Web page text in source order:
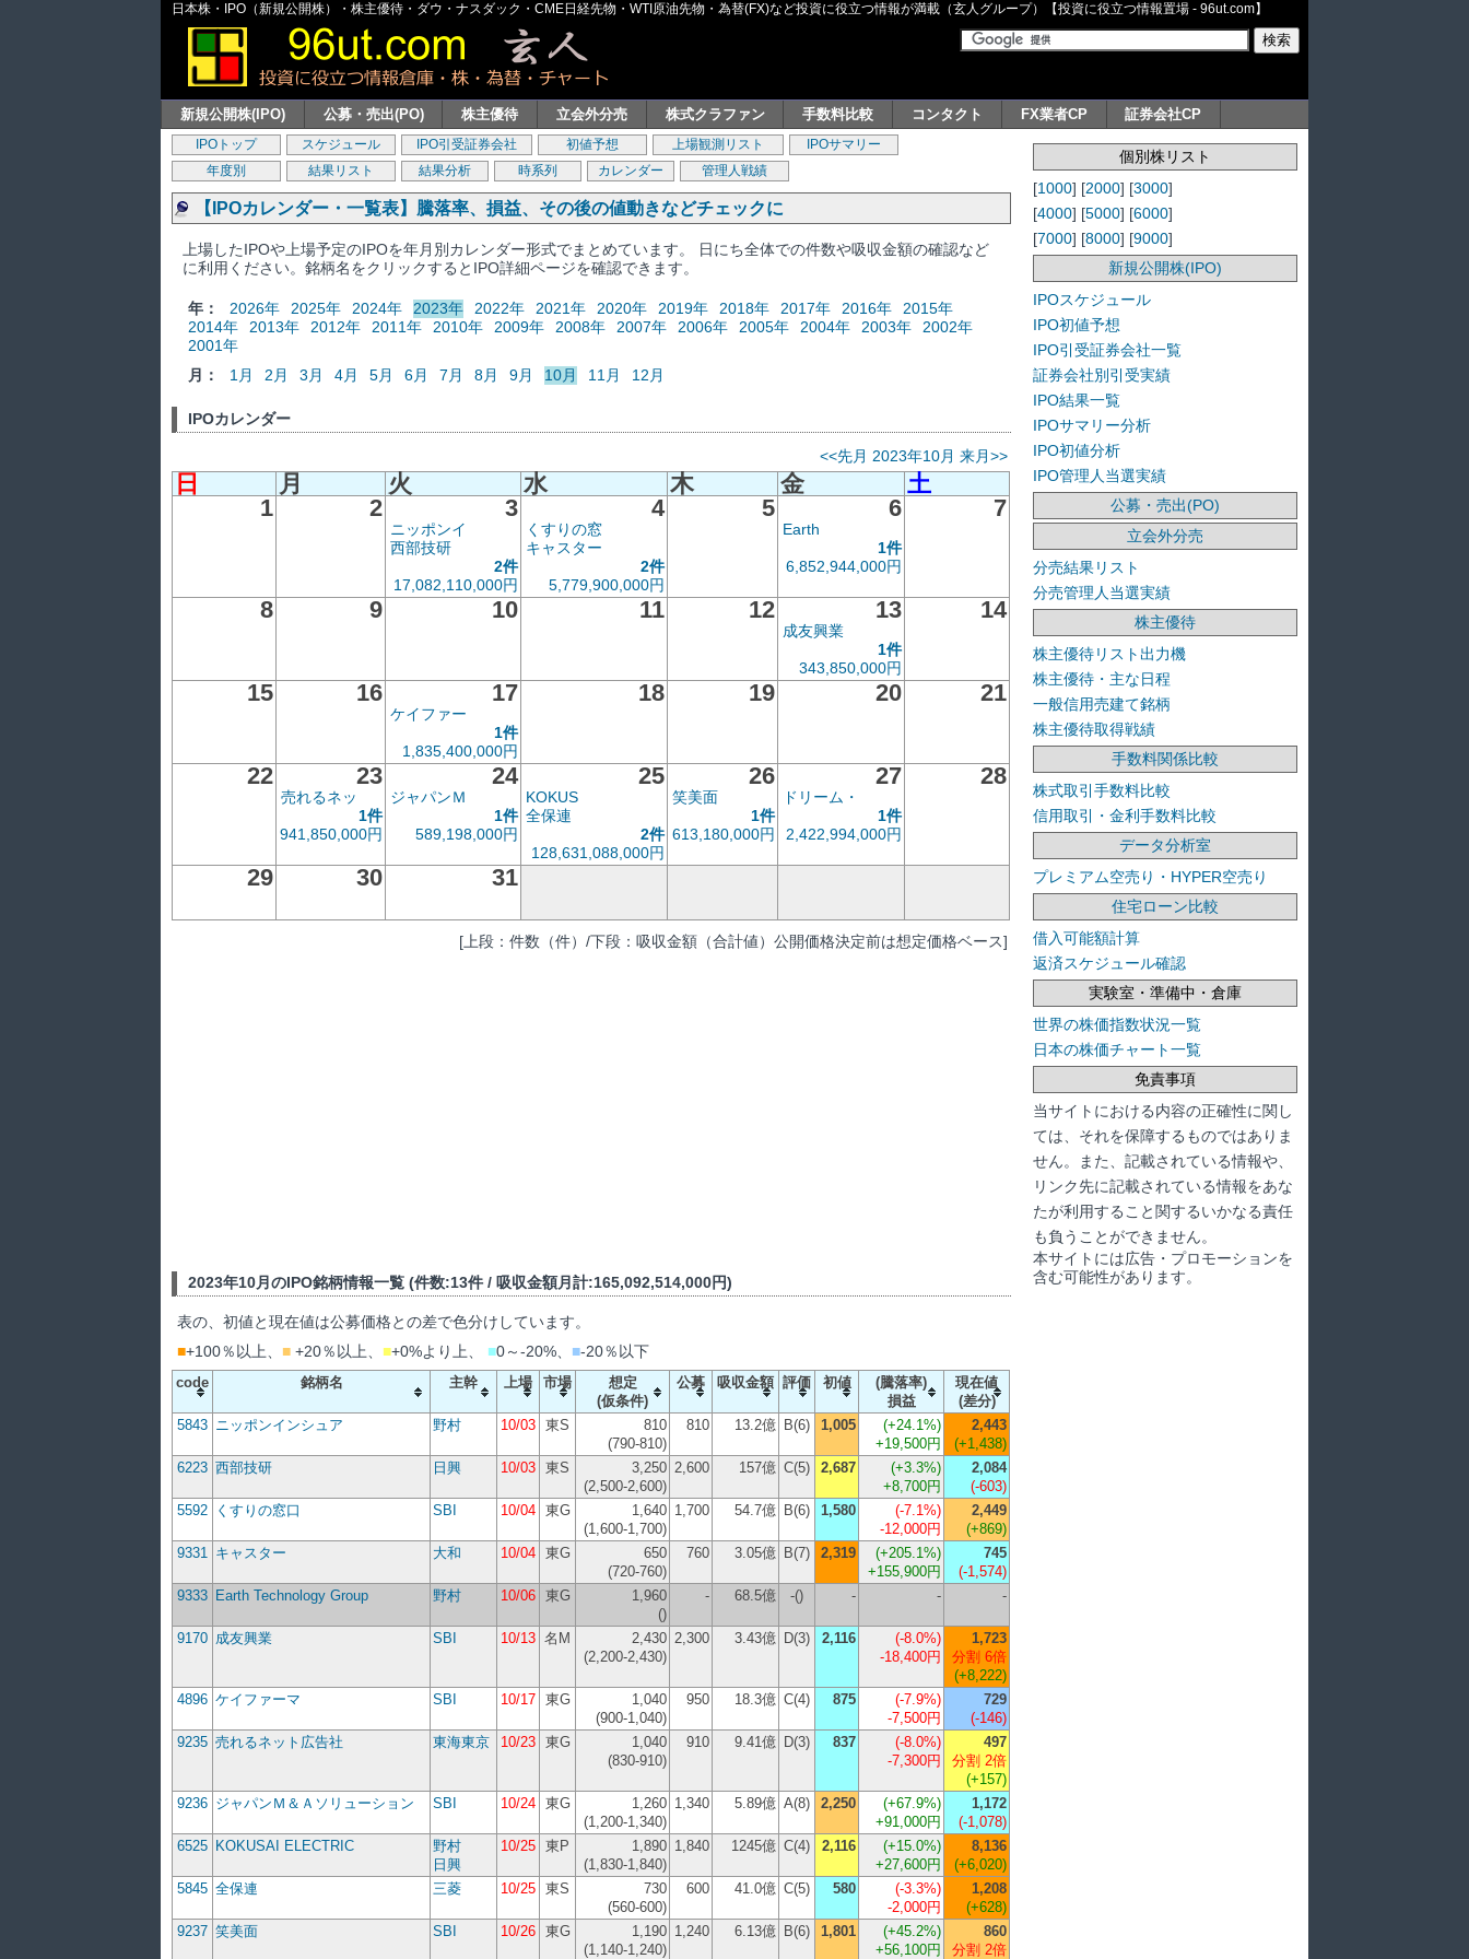
日本株・IPO（新規公開株）・株主優待・ダウ・ナスダック・CME日経先物・WTI原油先物・為替(FX)など投資に役立つ情報が満載（玄人グループ）【投資に役立つ情報置場 - 96ut.com】
新規公開株(IPO) 公募・売出(PO) 株主優待 立会外分売 株式クラファン 手数料比較 コンタクト FX業者CP 証券会社CP
IPOトップ スケジュール IPO引受証券会社 初値予想 上場観測リスト
IPOサマリー
年度別
結果リスト 結果分析 時系列 カレンダー 管理人戦績
【IPOカレンダー・一覧表】騰落率、損益、その後の値動きなどチェックに
上場したIPOや上場予定のIPOを年月別カレンダー形式でまとめています。 日にち全体での件数や吸収金額の確認など
に利用ください。銘柄名をクリックするとIPO詳細ページを確認できます。
年： 2026年 2025年 2024年 2023年 2022年 2021年 2020年 2019年 2018年 2017年 2016年
2015年
2014年
2013年 2012年 2011年 2010年 2009年 2008年 2007年 2006年 2005年 2004年 2003年
2002年
2001年
月：
1月 2月 3月 4月 5月 6月 7月 8月 9月 10月 11月 12月
IPOカレンダー
<<先月 2023年10月 来月>>
日 月 火 水 木 金
土
1
2 3
ニッポンイ
西部技研
2件
17,082,110,000円
4
くすりの窓
キャスター
2件
5,779,900,000円
5 6
Earth
1件
6,852,944,000円
7
8 9 10 11 12 13
成友興業
1件
343,850,000円
14
15 16 17
ケイファー
1件
1,835,400,000円
18 19 20 21
22 23
売れるネッ
1件
941,850,000円
24
ジャパンＭ
1件
589,198,000円
25
KOKUS
全保連
2件
128,631,088,000円
26
笑美面
1件
613,180,000円
27
ドリーム・
1件
2,422,994,000円
28
29 30 31
[上段：件数（件）/下段：吸収金額（合計値）公開価格決定前は想定価格ベース]
2023年10月のIPO銘柄情報一覧 (件数:13件 / 吸収金額月計:165,092,514,000円)
表の、初値と現在値は公募価格との差で色分けしています。
■+100％以上、 ■ +20％以上、 ■+0%より上、 ■0～-20%、 ■-20％以下
code 銘柄名 主幹 上場 市場
想定
(仮条件)
公募 吸収金額 評価 初値
(騰落率)
損益
現在値
(差分)
5843 ニッポンインシュア 野村 10/03 東S
810
(790-810)
810 13.2億 B(6) 1,005 (+24.1%)
+19,500円
2,443
(+1,438)
6223 西部技研 日興 10/03 東S
3,250
(2,500-2,600)
2,600 157億 C(5) 2,687 (+3.3%)
+8,700円
2,084
(-603)
5592
くすりの窓口 SBI 10/04 東G
1,640
(1,600-1,700)
1,700 54.7億 B(6) 1,580 (-7.1%)
-12,000円
2,449
(+869)
9331
キャスター 大和 10/04 東G
650
(720-760)
760 3.05億 B(7) 2,319 (+205.1%)
+155,900円
745
(-1,574)
9333 Earth Technology Group 野村 10/06 東G
1,960
()
- 68.5億 -() - - -
9170 成友興業 SBI 10/13 名M
2,430
(2,200-2,430)
2,300 3.43億 D(3) 2,116 (-8.0%)
-18,400円
1,723
分割 6倍
(+8,222)
4896 ケイファーマ SBI 10/17 東G
1,040
(900-1,040)
950 18.3億 C(4) 875 (-7.9%)
-7,500円
729
(-146)
9235 売れるネット広告社 東海東京 10/23 東G
1,040
(830-910)
910 9.41億 D(3) 837 (-8.0%)
-7,300円
497
分割 2倍
(+157)
9236 ジャパンＭ＆Ａソリューション SBI 10/24 東G
1,260
(1,200-1,340)
1,340 5.89億 A(8) 2,250 (+67.9%)
+91,000円
1,172
(-1,078)
6525 KOKUSAI ELECTRIC
野村
日興
10/25 東P
1,890
(1,830-1,840)
1,840 1245億 C(4) 2,116 (+15.0%)
+27,600円
8,136
(+6,020)
5845 全保連 三菱 10/25 東S
730
(560-600)
600 41.0億 C(5) 580 (-3.3%)
-2,000円
1,208
(+628)
9237 笑美面 SBI 10/26 東G
1,190
(1,140-1,240)
1,240 6.13億 B(6) 1,801 (+45.2%)
+56,100円
860
分割 2倍
個別株リスト
[1000] [2000] [3000]
[4000] [5000] [6000]
[7000] [8000] [9000]
新規公開株(IPO)
IPOスケジュール
IPO初値予想
IPO引受証券会社一覧
証券会社別引受実績
IPO結果一覧
IPOサマリー分析
IPO初値分析
IPO管理人当選実績
公募・売出(PO)
立会外分売
分売結果リスト
分売管理人当選実績
株主優待
株主優待リスト出力機
株主優待・主な日程
一般信用売建て銘柄
株主優待取得戦績
手数料関係比較
株式取引手数料比較
信用取引・金利手数料比較
データ分析室
プレミアム空売り・HYPER空売り
住宅ローン比較
借入可能額計算
返済スケジュール確認
実験室・準備中・倉庫
世界の株価指数状況一覧
日本の株価チャート一覧
免責事項
当サイトにおける内容の正確性に関し
ては、それを保障するものではありま
せん。また、記載されている情報や、
リンク先に記載されている情報をあな
たが利用すること関するいかなる責任
も負うことができません。
本サイトには広告・プロモーションを
含む可能性があります。